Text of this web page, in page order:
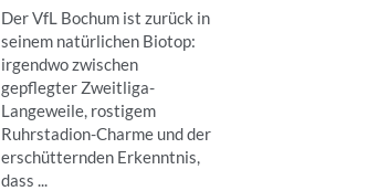
Der VfL Bochum ist zurück in
seinem natürlichen Biotop:
irgendwo zwischen
gepflegter Zweitliga-
Langeweile, rostigem
Ruhrstadion-Charme und der
erschütternden Erkenntnis,
dass ...